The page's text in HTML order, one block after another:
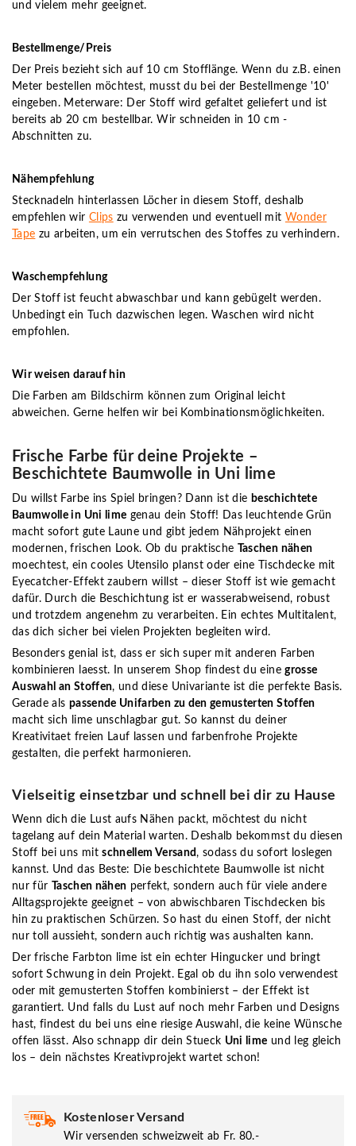
und vielem mehr geeignet.
Bestellmenge/Preis
Der Preis bezieht sich auf 10 cm Stofflänge. Wenn du z.B. einen
Meter bestellen möchtest, musst du bei der Bestellmenge '10'
eingeben. Meterware: Der Stoff wird gefaltet geliefert und ist
bereits ab 20 cm bestellbar. Wir schneiden in 10 cm -
Abschnitten zu.
Nähempfehlung
Stecknadeln hinterlassen Löcher in diesem Stoff, deshalb
empfehlen wir Clips zu verwenden und eventuell mit Wonder
Tape zu arbeiten, um ein verrutschen des Stoffes zu verhindern.
Waschempfehlung
Der Stoff ist feucht abwaschbar und kann gebügelt werden.
Unbedingt ein Tuch dazwischen legen. Waschen wird nicht
empfohlen.
Wir weisen darauf hin
Die Farben am Bildschirm können zum Original leicht
abweichen. Gerne helfen wir bei Kombinationsmöglichkeiten.
Frische Farbe für deine Projekte –
Beschichtete Baumwolle in Uni lime
Du willst Farbe ins Spiel bringen? Dann ist die beschichtete
Baumwolle in Uni lime genau dein Stoff! Das leuchtende Grün
macht sofort gute Laune und gibt jedem Nähprojekt einen
modernen, frischen Look. Ob du praktische
Taschen nähen
moechtest, ein cooles Utensilo planst oder eine Tischdecke mit
Eyecatcher-Effekt zaubern willst – dieser Stoff ist wie gemacht
dafür. Durch die Beschichtung ist er wasserabweisend, robust
und trotzdem angenehm zu verarbeiten. Ein echtes Multitalent,
das dich sicher bei vielen Projekten begleiten wird.
Besonders genial ist, dass er sich super mit anderen Farben
kombinieren laesst. In unserem Shop findest du einegrosse
Auswahl an Stoffen, und diese Univariante ist die perfekte Basis.
Gerade als passende Unifarben zu den gemusterten Stoffen
macht sich lime unschlagbar gut. So kannst du deiner
Kreativitaet freien Lauf lassen und farbenfrohe Projekte
gestalten, die perfekt harmonieren.
Vielseitig einsetzbar und schnell bei dir zu Hause
Wenn dich die Lust aufs Nähen packt, möchtest du nicht
tagelang auf dein Material warten. Deshalb bekommst du diesen
Stoff bei uns mitschnellem Versand, sodass du sofort loslegen
kannst. Und das Beste: Die beschichtete Baumwolle ist nicht
nur für
Taschen nähen perfekt, sondern auch für viele andere
Alltagsprojekte geeignet – von abwischbaren Tischdecken bis
hin zu praktischen Schürzen. So hast du einen Stoff, der nicht
nur toll aussieht, sondern auch richtig was aushalten kann.
Der frische Farbton lime ist ein echter Hingucker und bringt
sofort Schwung in dein Projekt. Egal ob du ihn solo verwendest
oder mit gemusterten Stoffen kombinierst – der Effekt ist
garantiert. Und falls du Lust auf noch mehr Farben und Designs
hast, findest du bei uns eine riesige Auswahl, die keine Wünsche
offen lässt. Also schnapp dir dein Stueck Uni lime und leg gleich
los – dein nächstes Kreativprojekt wartet schon!
Kostenloser Versand
Wir versenden schweizweit ab Fr. 80.-